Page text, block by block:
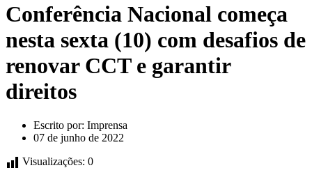
Conferência Nacional começa
nesta sexta (10) com desafios de
renovar CCT e garantir
direitos
Escrito por: Imprensa
07 de junho de 2022
Visualizações: 0